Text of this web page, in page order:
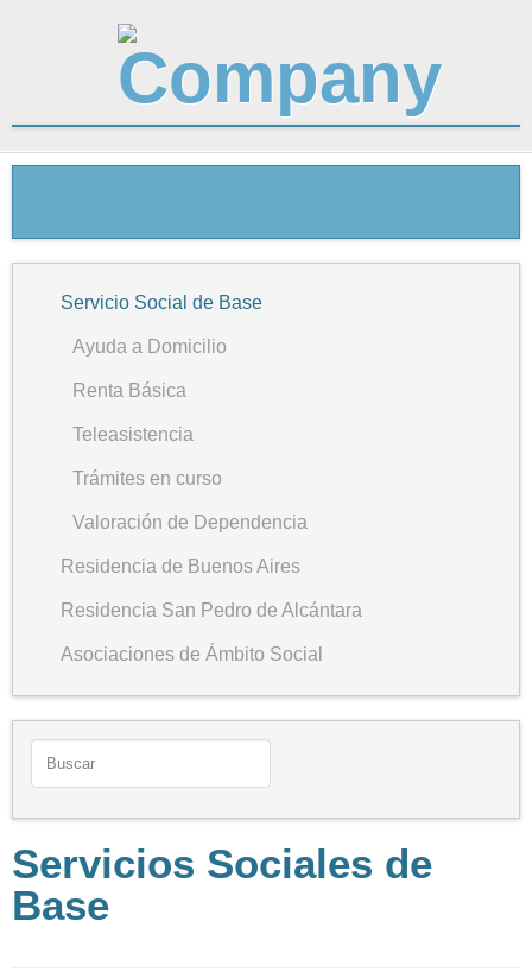
Servicio Social de Base
Ayuda a Domicilio
Renta Básica
Teleasistencia
Trámites en curso
Valoración de Dependencia
Residencia de Buenos Aires
Residencia San Pedro de Alcántara
Asociaciones de Ámbito Social
Servicios Sociales de
Base